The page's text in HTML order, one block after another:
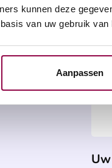
kunnen deze
van uw gebruik van
Aanpassen